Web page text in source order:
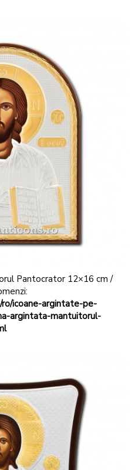
Pantocrator 12×16 cm /
icoane-argintate-pe-
argintata-mantuitorul-